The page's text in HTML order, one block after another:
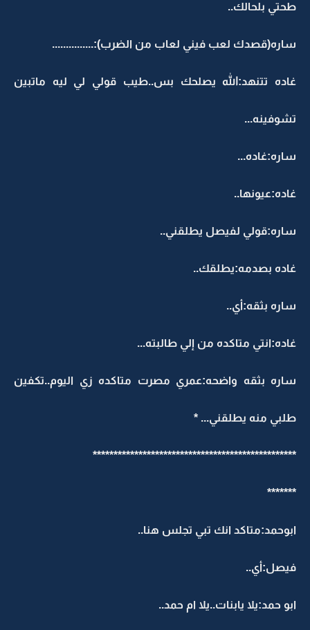
طحتي بلحالك..
ساره(قصدك لعب فيني لعاب من الضرب):...............
غاده تتنهد:الله يصلحك بس..طيب قولي لي ليه ماتبين
تشوفينه...
ساره:غاده...
غاده:عيونها..
ساره:قولي لفيصل يطلقني..
غاده بصدمه:يطلقك..
ساره بثقه:أي..
غاده:انتي متاكده من إلي طالبته...
ساره بثقه واضحه:عمري مصرت متاكده زي اليوم..تكفين
طلبي منه يطلقني... *
*************************************************
*******
ابوحمد:متاكد انك تبي تجلس هنا..
فيصل:أي..
ابو حمد:يلا يابنات..يلا ام حمد..